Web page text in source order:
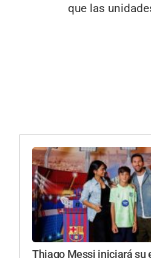
que las
Thiago Messi iniciará su